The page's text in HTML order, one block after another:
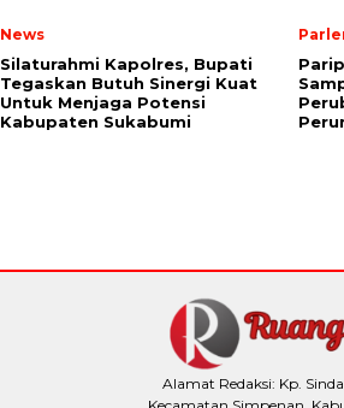
News
Silaturahmi Kapolres, Bupati
Tegaskan Butuh Sinergi Kuat
Untuk Menjaga Potensi
Kabupaten Sukabumi
Alamat Redaksi: Kp.